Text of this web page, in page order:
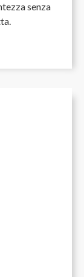
senza